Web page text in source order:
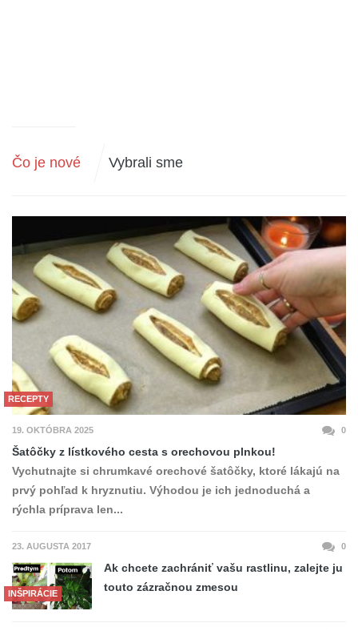
Čo je nové Vybrali sme
RECEPTY
19. OKTÓBRA 2025 0
Šatôčky z lístkového cesta s orechovou plnkou!
Vychutnajte si chrumkavé orechové šatôčky, ktoré lákajú na
prvý pohľad k hryznutiu. Výhodou je ich jednoduchá a
rýchla príprava len...
23. AUGUSTA 2017 0
INŠPIRÁCIE
Ak chcete zachrániť vašu rastlinu, zalejte ju
touto zázračnou zmesou